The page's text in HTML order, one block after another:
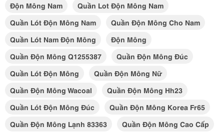
Độn Mông Nam
Quần Lot Độn Mông Nam
Quần Lót Độn Mông Nam
Quần Độn Mông Cho Nam
Quần Lót Nam Độn Mông
Độn Mông
Quần Độn Mông Q1255387
Quần Độn Mông Đúc
Quần Lót Độn Mông
Quần Độn Mông Nữ
Quần Độn Mông Wacoal
Quần Độn Mông Hh23
Quần Lót Độn Mông Đúc
Quần Độn Mông Korea Fr65
Quần Độn Mông Lạnh 83363
Quần Độn Mông Cao Cấp